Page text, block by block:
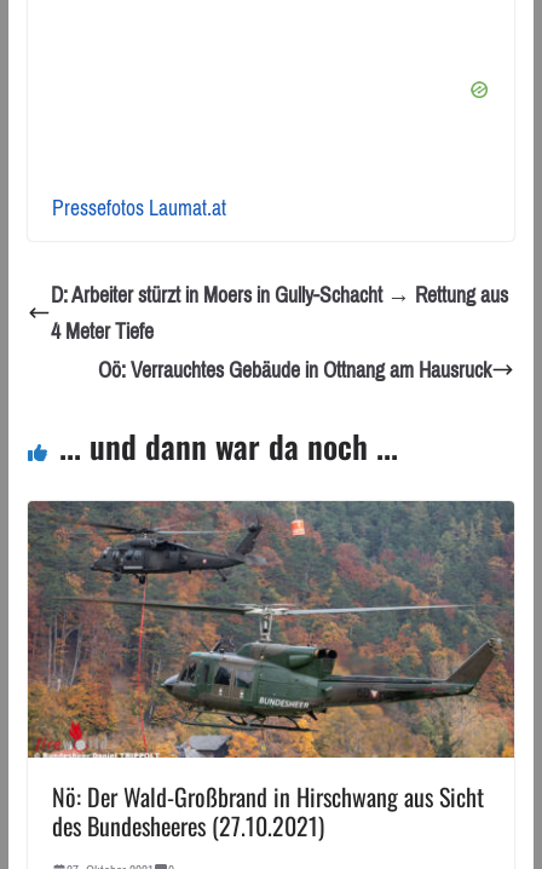
Pressefotos Laumat.at
D: Arbeiter stürzt in Moers in Gully-Schacht → Rettung aus
4 Meter Tiefe
Oö: Verrauchtes Gebäude in Ottnang am Hausruck
... und dann war da noch ...
Nö: Der Wald-Großbrand in Hirschwang aus Sicht
des Bundesheeres (27.10.2021)